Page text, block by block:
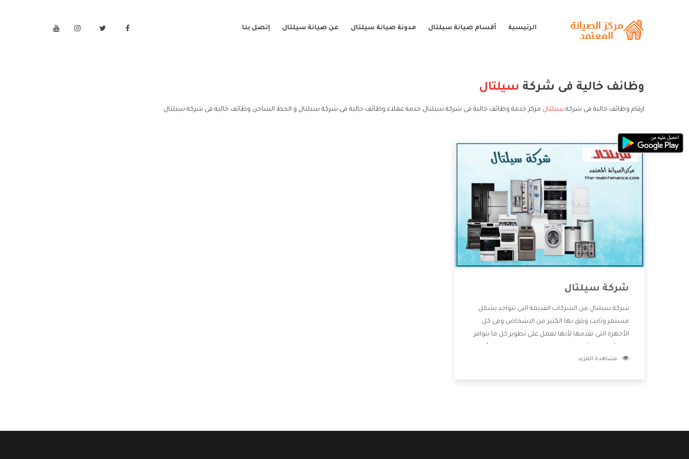
الرئيسية أقسام صيانة سيلتال مدونة صيانة سيلتال عن صيانة سيلتال إتصل بنا
وظائف خالية فى شركة سيلتال
ارقام وظائف خالية فى شركة سيلتال مركز خدمة وظائف خالية فى شركة سيلتال خدمة عملاء وظائف خالية فى شركة سيلتال و الخط الساخن وظائف خالية فى شركة سيلتال.
شركة سيلتال
شركة سيلتال من الشركات القديمة التى تتواجد بشكل
مستمر وثابت ويثق بها الكثير من الاشخاص وفى كل
الأجهزة التى تقدمها لأنها تعمل على تطوير كل ما يتوافر
خدمات ما بعد البيع مع المنتجات وتقدم للعملاء أقوى
مشاهدة المزيد